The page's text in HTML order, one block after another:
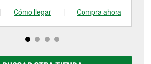
| Cómo llegar | Compra ahora